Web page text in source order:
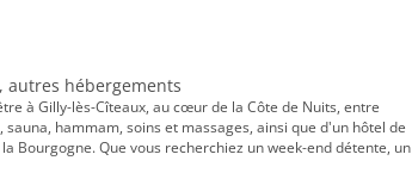
autres hébergements
à Gilly-lès-Cîteaux, au cœur de la Côte de Nuits, entre
hammam, soins et massages, ainsi que d'un hôtel de
Bourgogne. Que vous recherchiez un week-end détente, un